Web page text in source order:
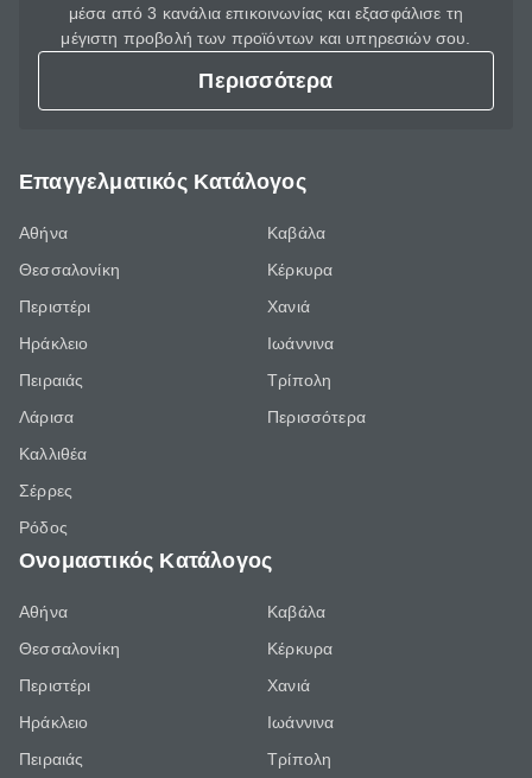
μέσα από 3 κανάλια επικοινωνίας και εξασφάλισε τη
μέγιστη προβολή των προϊόντων και υπηρεσιών σου.
Περισσότερα
Επαγγελματικός Κατάλογος
Αθήνα
Θεσσαλονίκη
Περιστέρι
Ηράκλειο
Πειραιάς
Λάρισα
Καλλιθέα
Σέρρες
Ρόδος
Καβάλα
Κέρκυρα
Χανιά
Ιωάννινα
Τρίπολη
Περισσότερα
Ονομαστικός Κατάλογος
Αθήνα
Θεσσαλονίκη
Περιστέρι
Ηράκλειο
Πειραιάς
Καβάλα
Κέρκυρα
Χανιά
Ιωάννινα
Τρίπολη